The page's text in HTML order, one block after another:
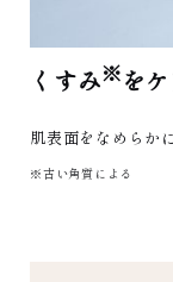
くすみ※を
肌表面をなめらか
※古い角質による